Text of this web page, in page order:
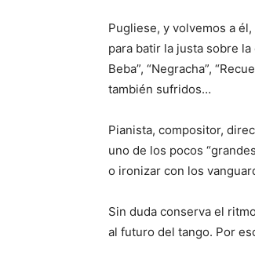
Pugliese, y volvemos a
para batir la justa sobre
Beba”, “Negracha”,
también sufridos…
Pianista, compositor,
uno de los pocos
o ironizar con los
Sin duda conserva el
al futuro del tango. Por